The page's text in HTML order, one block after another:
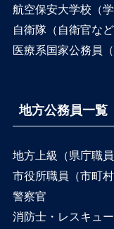
航空保安大学校（学
自衛隊（自衛官など
医療系国家公務員
地方公務員一覧
地方上級（県庁職員
市役所職員（市町村
警察官
消防士・レスキュ